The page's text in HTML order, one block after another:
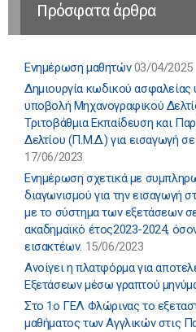
Πρόσφατα άρθρα
Ενημέρωση μαθητών 03/04/2025
Δημιουργία κωδικού
υποβολή Μηχανογραφικού
Τριτοβάθμια Εκπαίδευση και
Δελτίου (Π.Μ.Δ.) για εισαγωγή
17/06/2023
Ενημέρωση σχετικά με
διαγωνισμού για την εισαγωγή
με το σύστημα των εξετάσεων
ακαδημαϊκό έτος2023-2024,
εισακτέων. 15/06/2023
Ανοίγει η πλατφόρμα για
Εξετάσεων μέσω γραπτού
Στο 1ο ΓΕΛ Φλώρινας το
μαθήματος των Αγγλικών στις